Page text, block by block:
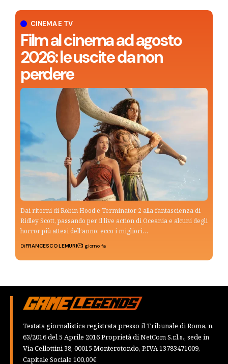
CINEMA E TV
Film al cinema ad agosto
2026: le uscite da non
perdere
Dai ritorni di Robin Hood e Terminator 2 alla fantascienza di
Ridley Scott, passando per il live action di Oceania e alcuni degli
horror più attesi dell’anno: ecco i migliori…
DiFRANCESCO LEMURI 1 giorno fa
Testata giornalistica registrata presso il Tribunale di Roma, n.
63/2016 del 5 Aprile 2016 Proprietà di NetCom S.r.l.s., sede in
Via Cellottini 38, 00015 Monterotondo, P.IVA 13783471009,
Capitale Sociale 100,00€